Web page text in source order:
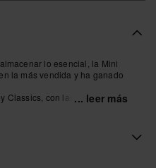
lo esencial, la Mini
la más vendida y ha ganado
Classics, con las pequeñas
la tienda oficial de
... leer más